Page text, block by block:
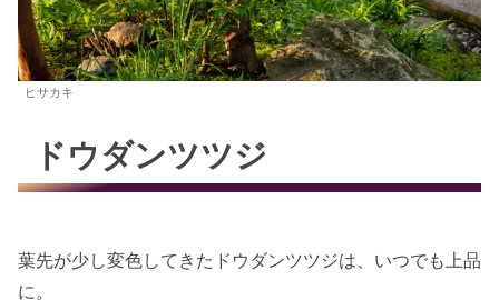
ヒサカキ
ドウダンツツジ
葉先が少し変色してきたドウダンツツジは、いつでも上品
に。